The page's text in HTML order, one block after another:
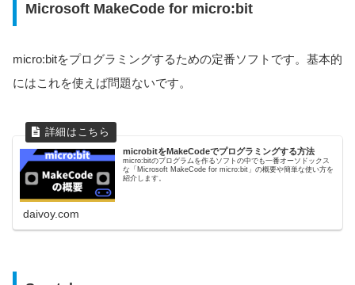
Microsoft MakeCode for micro:bit
micro:bitをプログラミングするための定番ソフトです。基本的
にはこれを使えば問題ないです。
microbitをMakeCodeでプログラミングする方法
micro:bitのプログラムを作るソフトの中でも一番オーソドックス
な「Microsoft MakeCode for micro:bit」の概要や簡単な使い方を
紹介します。
daivoy.com